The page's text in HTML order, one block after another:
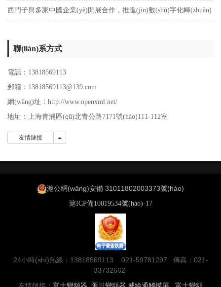
(zhuǎn)型
西門子與多家中國企業(yè)開展合作，推進(jìn)數(shù)字化轉(zhuǎn)
聯(lián)系方式
電話：13818569113
郵箱： 13818569113@139.com
網(wǎng)址：http://www.openxml.net/
地址：上海青浦區(qū)北青公路7171號(hào)111-112室
友情鏈接 友情鏈接
滬公網(wǎng)安備 31011802003373號(hào)
滬ICP備10019534號(hào)-17
24小時(shí)熱線：13818569113 021-59781297 傳真：021-
33732662